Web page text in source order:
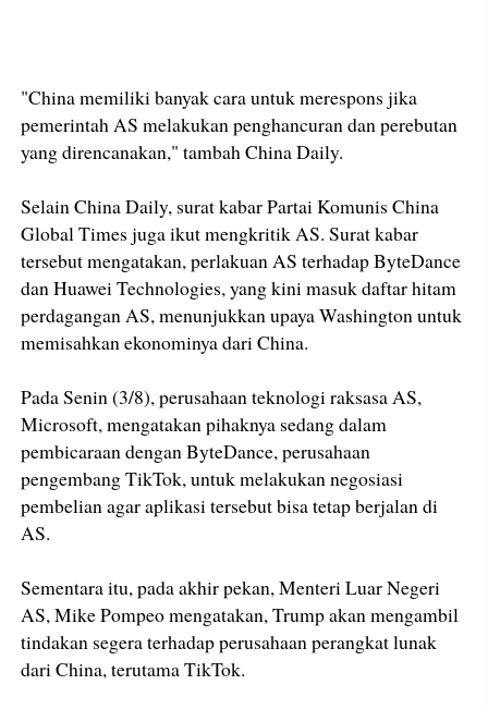
"China memiliki banyak cara untuk merespons jika
pemerintah AS melakukan penghancuran dan perebutan
yang direncanakan," tambah China Daily.
Selain China Daily, surat kabar Partai Komunis China
Global Times juga ikut mengkritik AS. Surat kabar
tersebut mengatakan, perlakuan AS terhadap ByteDance
dan Huawei Technologies, yang kini masuk daftar hitam
perdagangan AS, menunjukkan upaya Washington untuk
memisahkan ekonominya dari China.
Pada Senin (3/8), perusahaan teknologi raksasa AS,
Microsoft, mengatakan pihaknya sedang dalam
pembicaraan dengan ByteDance, perusahaan
pengembang TikTok, untuk melakukan negosiasi
pembelian agar aplikasi tersebut bisa tetap berjalan di
AS.
Sementara itu, pada akhir pekan, Menteri Luar Negeri
AS, Mike Pompeo mengatakan, Trump akan mengambil
tindakan segera terhadap perusahaan perangkat lunak
dari China, terutama TikTok.